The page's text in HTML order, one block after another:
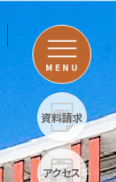
MENU
資料請求
アクセス